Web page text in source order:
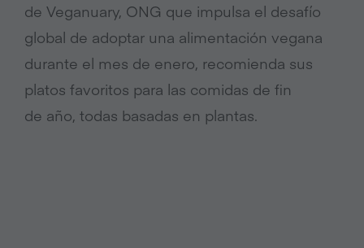
de Veganuary, ONG que impulsa el desafío
global de adoptar una alimentación vegana
durante el mes de enero, recomienda sus
platos favoritos para las comidas de fin
de año, todas basadas en plantas.